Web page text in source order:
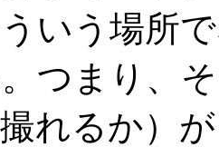
いう場所
つまり、
れるか）